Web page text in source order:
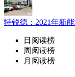
特锐德：2021年新
日阅读榜
周阅读榜
月阅读榜